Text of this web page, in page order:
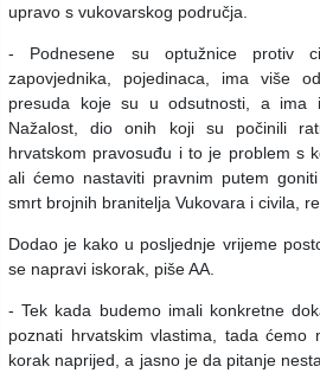
upravo s vukovarskog područja.
- Podnesene su optužnice protiv
zapovjednika, pojedinaca, ima više
presuda koje su u odsutnosti, a ima
Nažalost, dio onih koji su počinili
hrvatskom pravosuđu i to je problem s
ali ćemo nastaviti pravnim putem
smrt brojnih branitelja Vukovara i civila,
Dodao je kako u posljednje vrijeme
se napravi iskorak, piše AA.
- Tek kada budemo imali konkretne
poznati hrvatskim vlastima, tada ćemo
korak naprijed, a jasno je da pitanje